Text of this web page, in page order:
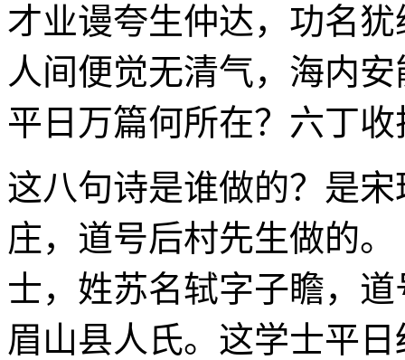
才业谩夸生仲达，功名
人间便觉无清气，海内
平日万篇何所在？六丁
这八句诗是谁做的？是
庄，道号后村先生做的
士，姓苏名轼字子瞻，
眉山县人氏。这学士平